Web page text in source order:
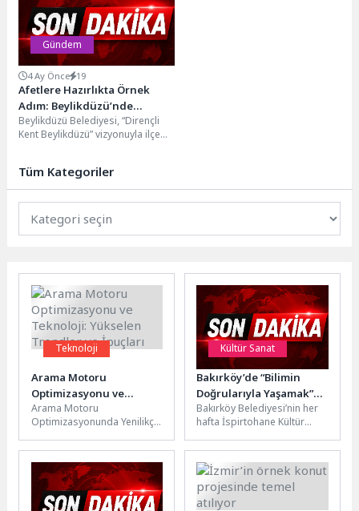
Gündem
4 Ay Önce 19
Afetlere Hazırlıkta Örnek
Adım: Beylikdüzü’nde
Kapsamlı Tatbikat
Beylikdüzü Belediyesi, “Dirençli
Kent Beylikdüzü” vizyonuyla ilçe
Tüm Kategoriler
Teknoloji
Arama Motoru
Optimizasyonu ve
Teknoloji: Yükselen
Trendler ve İpuçları
Arama Motoru
Optimizasyonunda Yenilikçi
motoru optimizasyonu
(SEO), dijital pazarlama
stratejilerinde önemli bir...
Kültür Sanat
Bakırköy’de “Bilimin
Doğrularıyla Yaşamak”
Konuşuldu
Bakırköy Belediyesi’nin her
hafta İspirtohane Kültür
“Bakırköy Muhabbeti”
söyleşilerinin bu haftaki
konuğu Psikolog...